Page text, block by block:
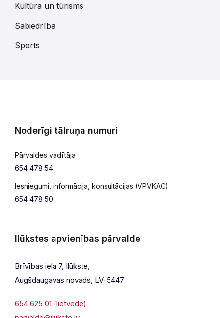
Kultūra un tūrisms
Sabiedrība
Sports
Noderīgi tālruņa numuri
Pārvaldes vadītāja
654 478 54
Iesniegumi, informācija, konsultācijas (VPVKAC)
654 478 50
Ilūkstes apvienības pārvalde
Brīvības iela 7, Ilūkste,
Augšdaugavas novads, LV-5447
654 625 01 (lietvede)